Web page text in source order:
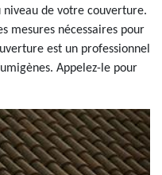
de votre couverture.
mesures nécessaires pour
est un professionnel
Appelez-le pour